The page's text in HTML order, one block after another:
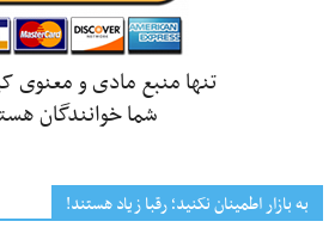
تنها منبع مادی و معنوی
شما خوانندگان
به بازار اطمینان نکنید؛ رقبا زیاد هستند!